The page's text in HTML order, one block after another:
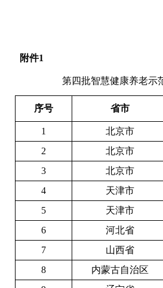
附件1
第四批智慧健康养老示
序号 省市
1 北京市
2
北京市
3
北京市
4
天津市
5
天津市
6
河北省
7
山西省
8
内蒙古自治区